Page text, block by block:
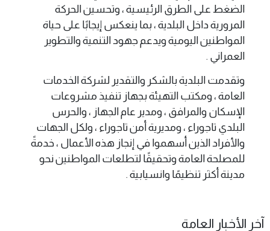
الضغط على الطرق الرئيسية ، وتحسين الحركة
المرورية داخل البلدية ، بما ينعكس إيجابًا على حياة
المواطنين اليومية ويدعم جهود التنمية والتطوير
العمراني .
وتقدمت البلدية بالشكر والتقدير لشركة الخدمات
العامة ، ومكتب التهيئة بجهاز تنفيذ مشروعات
الإسكان والمرافق ، ومدير عام الجهاز ، والحرس
البلدي تاجوراء ، ومديرية أمن تاجوراء ، ولكل الجهات
والأفراد الذين أسهموا في إنجاز هذه الأعمال ، خدمةً
للمصلحة العامة وتحقيقًا لتطلعات المواطنين نحو
مدينة أكثر تنظيمًا وانسيابية .
آخر الأخبار العامة